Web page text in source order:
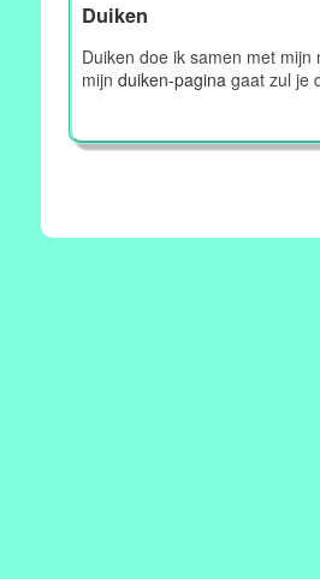
Duiken
Duiken doe ik samen met
mijn duiken-paginagaat zul je